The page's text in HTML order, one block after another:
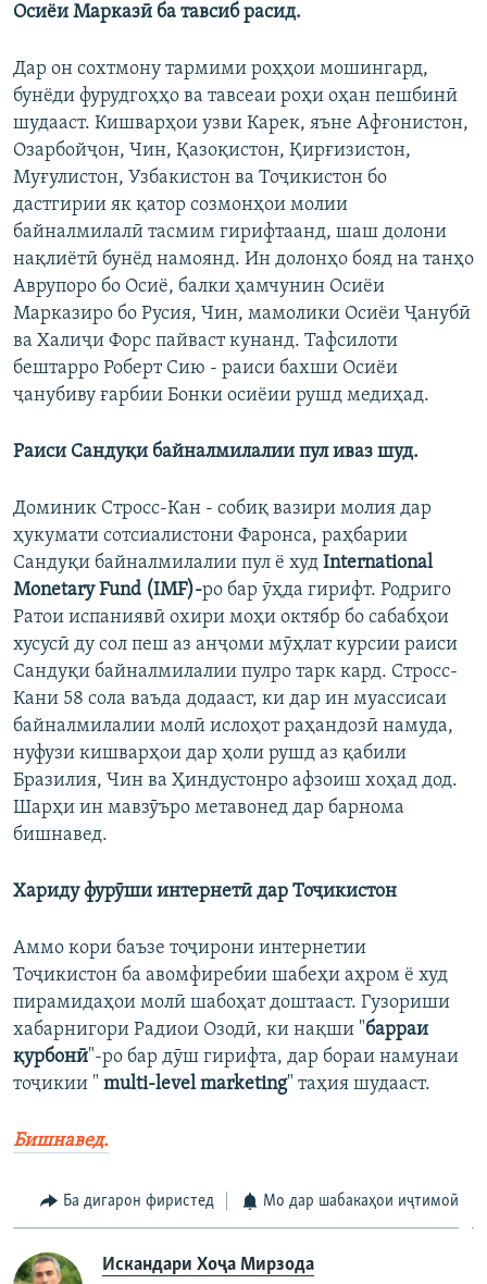
Осиёи Марказӣ ба тавсиб расид.
Дар он сохтмону тармими роҳҳои мошингард,
бунёди фурудгоҳҳо ва тавсеаи роҳи оҳан пешбинӣ
шудааст. Кишварҳои узви Карек, яъне Афғонистон,
Озарбойҷон, Чин, Қазоқистон, Қирғизистон,
Муғулистон, Узбакистон ва Тоҷикистон бо
дастгирии як қатор созмонҳои молии
байналмилалӣ тасмим гирифтаанд, шаш долони
нақлиётӣ бунёд намоянд. Ин долонҳо бояд на танҳо
Аврупоро бо Осиё, балки ҳамчунин Осиёи
Марказиро бо Русия, Чин, мамолики Осиёи Ҷанубӣ
ва Халиҷи Форс пайваст кунанд. Тафсилоти
бештарро Роберт Сию - раиси бахши Осиёи
ҷанубиву ғарбии Бонки осиёии рушд медиҳад.
Раиси Сандуқи байналмилалии пул иваз шуд.
Доминик Стросс-Кан - собиқ вазири молия дар
ҳукумати сотсиалистони Фаронса, раҳбарии
Сандуқи байналмилалии пул ё худ International
Monetary Fund (IMF)-ро бар ӯҳда гирифт. Родриго
Ратои испаниявӣ охири моҳи октябр бо сабабҳои
хусусӣ ду сол пеш аз анҷоми мӯҳлат курсии раиси
Сандуқи байналмилалии пулро тарк кард. Стросс-
Кани 58 сола ваъда додааст, ки дар ин муассисаи
байналмилалии молӣ ислоҳот раҳандозӣ намуда,
нуфузи кишварҳои дар ҳоли рушд аз қабили
Бразилия, Чин ва Ҳиндустонро афзоиш хоҳад дод.
Шарҳи ин мавзӯъро метавонед дар барнома
бишнавед.
Хариду фурӯши интернетӣ дар Тоҷикистон
Аммо кори баъзе тоҷирони интернетии
Тоҷикистон ба авомфиребии шабеҳи аҳром ё худ
пирамидаҳои молӣ шабоҳат доштааст. Гузориши
хабарнигори Радиои Озодӣ, ки нақши "барраи
қурбонӣ"-ро бар дӯш гирифта, дар бораи намунаи
тоҷикии " multi-level marketing" таҳия шудааст.
Бишнавед.
Ба дигарон фиристед Мо дар шабакаҳои иҷтимоӣ
Искандари Хоҷа Мирзода